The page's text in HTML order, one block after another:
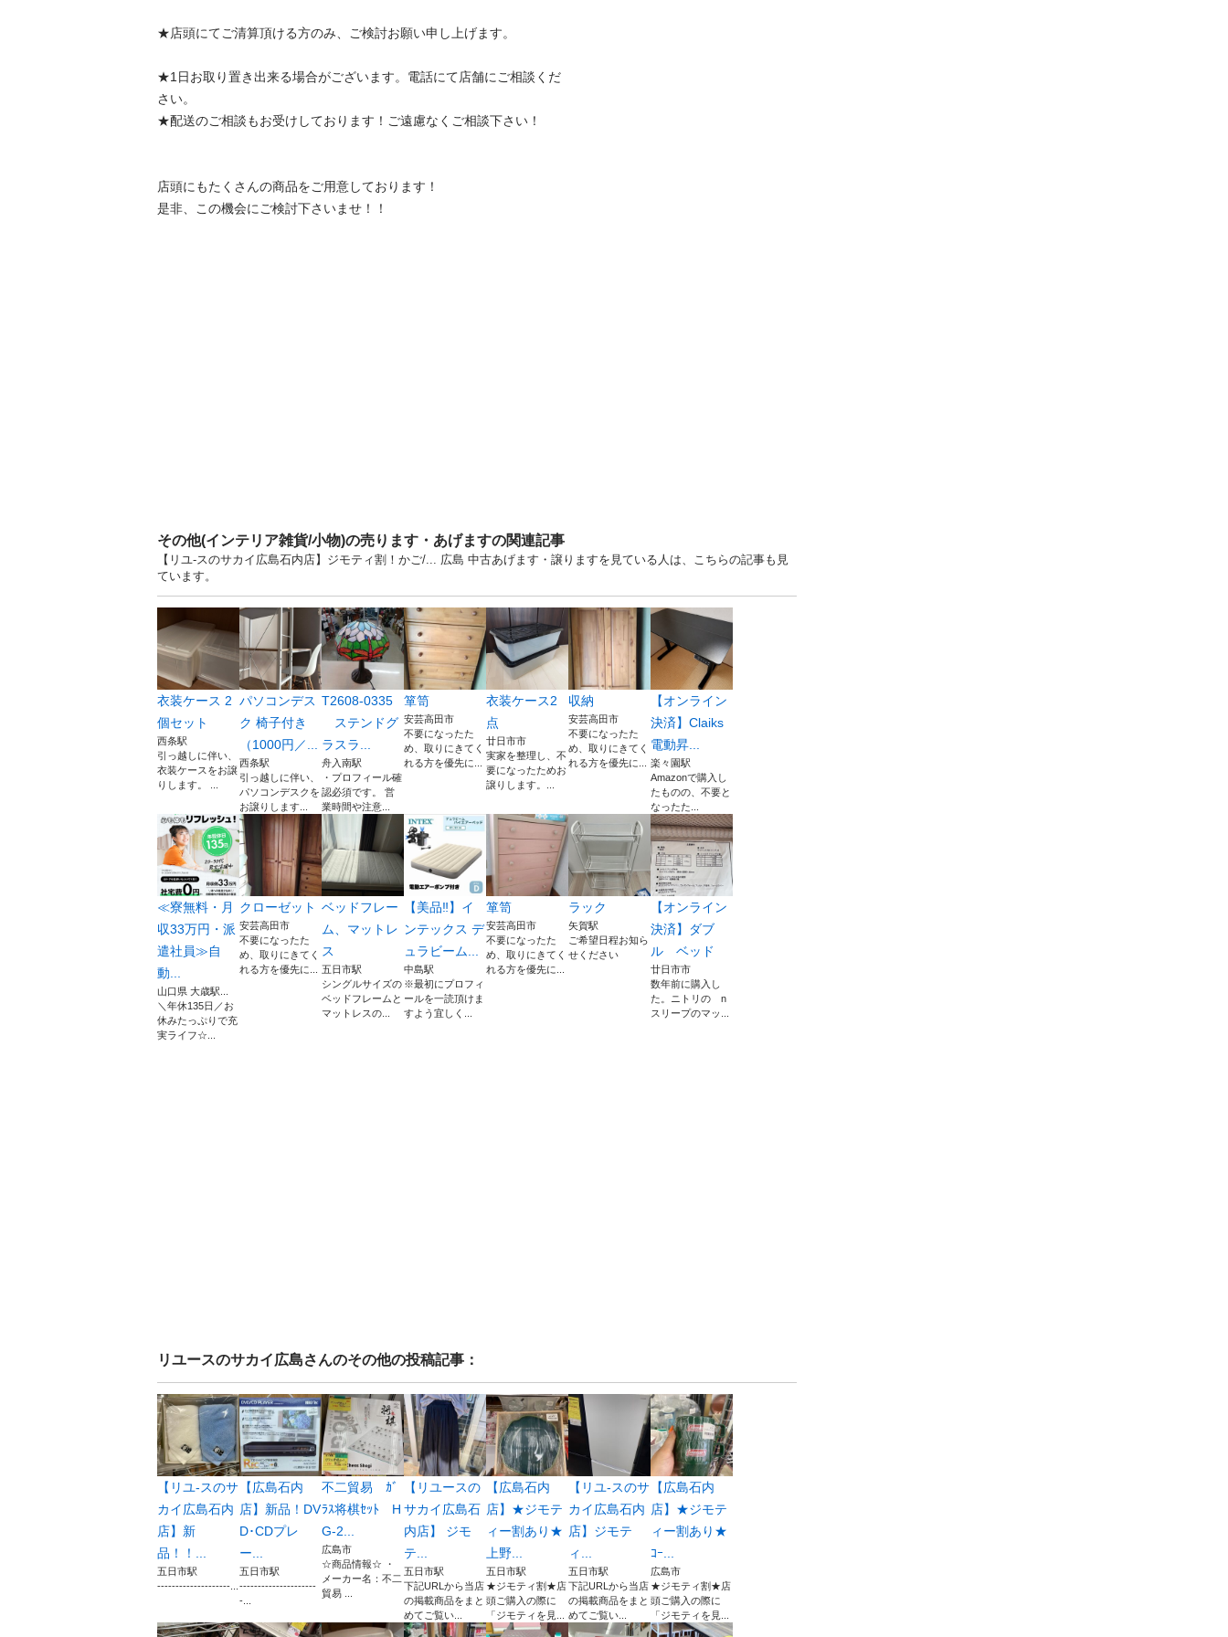
★店頭にてご清算頂ける方のみ、ご検討お願い申し上げます。
★1日お取り置き出来る場合がございます。電話にて店舗にご相談くだ
さい。
★配送のご相談もお受けしております！ご遠慮なくご相談下さい！
店頭にもたくさんの商品をご用意しております！
その他(インテリア雑貨/小物)の売ります・あげますの関連記事
【リユ-スのサカイ広島石内店】ジモティ割！かご/... 広島 中古あげます・譲りますを見ている人は、こちらの記事も見
ています。
衣装ケース 2
個セット
西条駅
引っ越しに伴い、
衣装ケースをお譲
りします。 ...
パソコンデス
ク 椅子付き
（1000円／...
西条駅
引っ越しに伴い、
パソコンデスクを
お譲りします...
T2608-0335
ステンドグ
ラスラ...
舟入南駅
・プロフィール確
認必須です。 営
業時間や注意...
箪笥
安芸高田市
不要になったた
め、取りにきてく
れる方を優先に...
衣装ケース2
点
廿日市市
実家を整理し、不
要になったためお
譲りします。...
収納
安芸高田市
不要になったた
め、取りにきてく
れる方を優先に...
【オンライン
決済】Claiks
電動昇...
楽々園駅
Amazonで購入し
たものの、不要と
なったた...
≪寮無料・月
収33万円・派
遣社員≫自
動...
山口県 大歳駅...
＼年休135日／お
休みたっぷりで充
実ライフ☆...
クローゼット
安芸高田市
不要になったた
め、取りにきてく
れる方を優先に...
ベッドフレー
ム、マットレ
ス
五日市駅
シングルサイズの
ベッドフレームと
マットレスの...
【美品‼️】イ
ンテックス デ
ュラビーム...
中島駅
※最初にプロフィ
ールを一読頂けま
すよう宜しく...
箪笥
安芸高田市
不要になったた
め、取りにきてく
れる方を優先に...
ラック
矢賀駅
ご希望日程お知ら
せください
【オンライン
決済】ダブ
ル ベッド
廿日市市
数年前に購入し
た。ニトリの n
スリープのマッ...
リユースのサカイ広島さんのその他の投稿記事：
【リユ-スのサ
カイ広島石内
店】新
品！！...
五日市駅
--------------------...
【広島石内
店】新品！DV
D･CDプレ
ー...
五日市駅
---------------------
-...
不二貿易 ｶﾞ
ﾗｽ将棋ｾｯﾄ H
G-2...
広島市
☆商品情報☆ ・
メーカー名：不二
貿易 ...
【リユースの
サカイ広島石
内店】 ジモ
テ...
五日市駅
下記URLから当店
の掲載商品をまと
めてご覧い...
【広島石内
店】★ジモテ
ィー割あり★
上野...
五日市駅
★ジモティ割★店
頭ご購入の際に
「ジモティを見...
【リユ-スのサ
カイ広島石内
店】ジモテ
ィ...
五日市駅
下記URLから当店
の掲載商品をまと
めてご覧い...
【広島石内
店】★ジモテ
ィー割あり★
ｺｰ...
広島市
★ジモティ割★店
頭ご購入の際に
「ジモティを見...